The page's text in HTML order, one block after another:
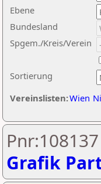
Ebene
Sortierung
Bundesland
Spgem./Kreis/Verein
Vereinslisten:Wien
Grafik